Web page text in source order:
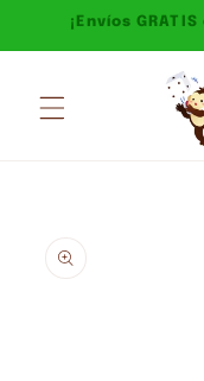
directamente
al contenido
¡Envíos
información